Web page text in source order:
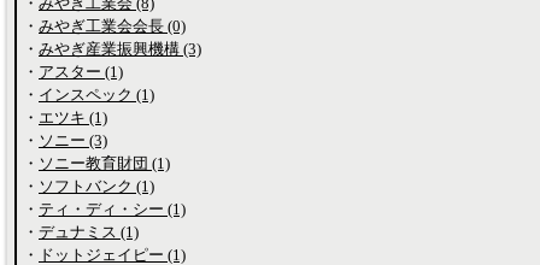
・ みやぎ工業会会長 (0)
・ みやぎ産業振興機構 (3)
・ アスター (1)
・ インスペック (1)
・ エツキ (1)
・ ソニー (3)
・ ソニー教育財団 (1)
・ ソフトバンク (1)
・ ティ・ディ・シー (1)
・ デュナミス (1)
・ ドットジェイピー (1)